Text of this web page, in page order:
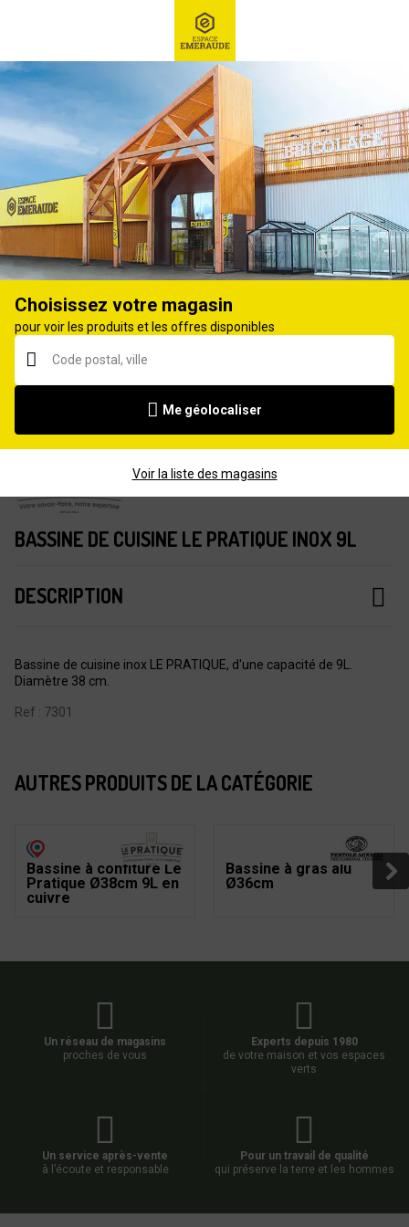
Ex : Robot tondeuse, ...
Bassine de cuisine
BASSINE DE CUISINE LE PRATIQUE INOX 9L
DESCRIPTION
Bassine de cuisine inox LE PRATIQUE, d'une capacité de 9L.
Diamètre 38 cm.
Ref : 7301
AUTRES PRODUITS DE LA CATÉGORIE
Bassine à confiture Le
Pratique Ø38cm 9L en
cuivre
Bassine à gras alu
Ø36cm
Un réseau de magasins
proches de vous
Experts depuis 1980
de votre maison et vos espaces
verts
Un service après-vente
à l’écoute et responsable
Pour un travail de qualité
qui préserve la terre et les hommes
Choisissez votre magasin
pour voir les produits et les offres disponibles
Me géolocaliser
Voir la liste des magasins